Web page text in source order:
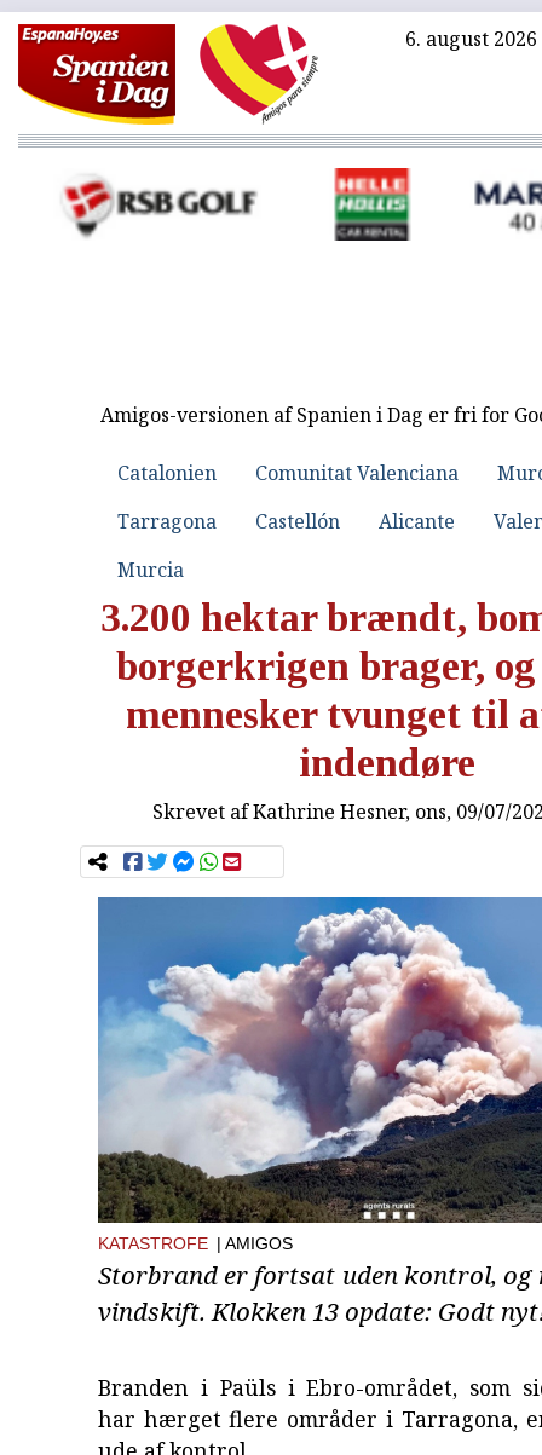
6. august 2026
Amigos-versionen af Spanien i Dag er fri for
Catalonien Comunitat Valenciana
Tarragona
Castellón Alicante
Murcia
3.200 hektar brændt,
borgerkrigen brager, og
mennesker tvunget til
indendøre
Skrevet afKathrine Hesner, ons, 09/07/
KATASTROFE | AMIGOS
Storbrand er fortsat uden kontrol, og
vindskift. Klokken 13 opdate: Godt
Branden i Paüls i Ebro-området, som
har hærget flere områder i Tarragona,